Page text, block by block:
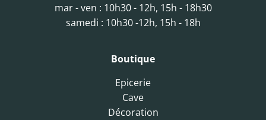
mar - ven : 10h30 - 12h, 15h - 18h30
samedi : 10h30 -12h, 15h - 18h
Boutique
Epicerie
Cave
Décoration